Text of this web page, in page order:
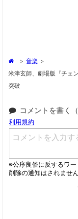
> 音楽 >
米津玄師、劇場版『チェ
突破
コメントを書く